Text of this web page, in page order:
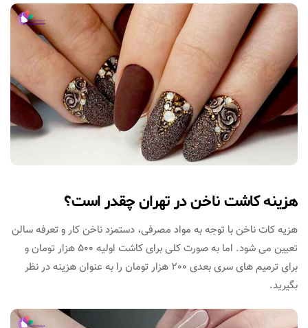
هزینه کاشت ناخن در تهران چقدر است؟
هزیه کات ناخن با توجه به مواد مصرفی، دستمزد ناخن کار و تعرفه سالن
تعیین می شود. اما به صورت کلی برای کاشت اولیه 500 هزار تومان و
برای ترمیم های سری بعدی 200 هزار تومان را به عنوان هزینه در نظر
بگیرید.